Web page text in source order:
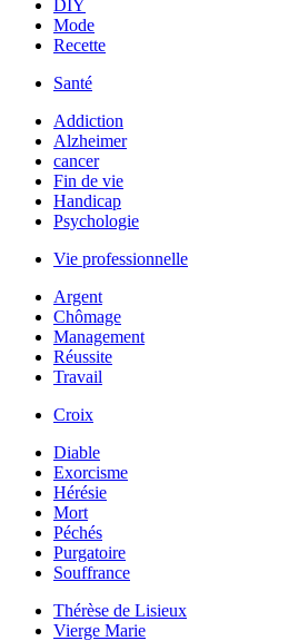
DIY
Mode
Recette
Santé
Addiction
Alzheimer
cancer
Fin de vie
Handicap
Psychologie
Vie professionnelle
Argent
Chômage
Management
Réussite
Travail
Croix
Diable
Exorcisme
Hérésie
Mort
Péchés
Purgatoire
Souffrance
Thérèse de Lisieux
Vierge Marie